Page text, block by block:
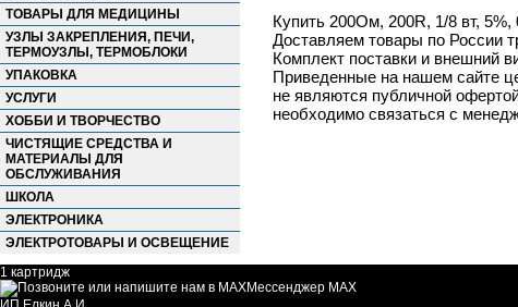
ТОВАРЫ ДЛЯ МЕДИЦИНЫ
УЗЛЫ ЗАКРЕПЛЕНИЯ, ПЕЧИ,
ТЕРМОУЗЛЫ, ТЕРМОБЛОКИ
УПАКОВКА
УСЛУГИ
ХОББИ И ТВОРЧЕСТВО
ЧИСТЯЩИЕ СРЕДСТВА И
МАТЕРИАЛЫ ДЛЯ
ОБСЛУЖИВАНИЯ
ШКОЛА
ЭЛЕКТРОНИКА
ЭЛЕКТРОТОВАРЫ И ОСВЕЩЕНИЕ
Купить 200Ом, 200R, 1/8 вт, 5%,
Доставляем товары по России
Комплект поставки и внешний
Приведенные на нашем сайте
не являются публичной
необходимо связаться с
1 картридж
Мессенджер MAX